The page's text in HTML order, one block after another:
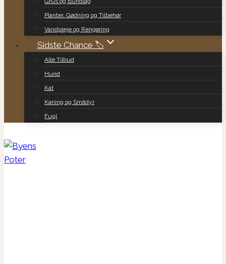
Planter, Gødning og Tilbehør
Vandpleje og Rengøring
Sidste Chance 🏷️
Alle Tilbud
Hund
Kat
Kaning og Smådyr
Fugl